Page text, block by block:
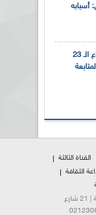
أسبابه
عطار يشارك في الاجتماع الـ 23
القناة الثالثة
الثقافة
© 2026 الإذاعة الجزائرية. كل الحقوق محفوظة | 21 شارع